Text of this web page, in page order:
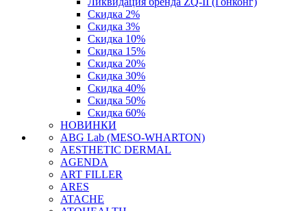
Скидка 2%
Скидка 3%
Скидка 10%
Скидка 15%
Скидка 20%
Скидка 30%
Скидка 40%
Скидка 50%
Скидка 60%
НОВИНКИ
ABG Lab (MESO-WHARTON)
AESTHETIC DERMAL
AGENDA
ART FILLER
ARES
ATACHE